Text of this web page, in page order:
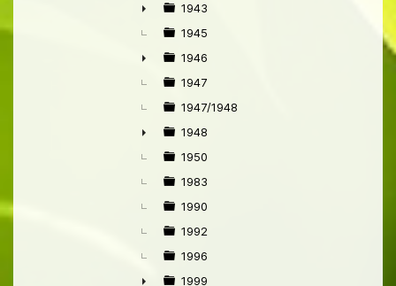
►
►
1943
1945
►
1946
1947
1947/1948
►
1948
1950
1983
1990
1992
1996
1999